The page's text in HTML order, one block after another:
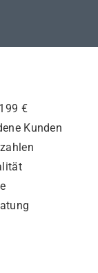
€
Kunden